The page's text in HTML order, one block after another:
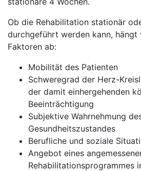
Ob die Rehabilitation stationär
durchgeführt werden kann, hängt
Faktoren ab:
Mobilität des Patienten
Schweregrad der Herz-
der damit einhergehenden
Beeinträchtigung
Subjektive Wahrnehmung
Gesundheitszustandes
Berufliche und soziale
Angebot eines
Rehabilitationsprogrammes